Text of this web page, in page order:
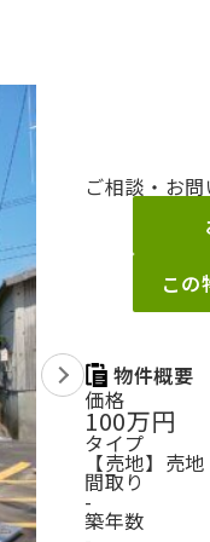
ご相談・お
この
物件概要
価格
100万円
タイプ
【売地】売
間取り
-
築年数